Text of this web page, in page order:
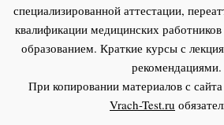
специализированной аттестации,
квалификации медицинских
образованием. Краткие курсы с
рекомендациями.
При копировании материалов с сайта
Vrach-Test.ru